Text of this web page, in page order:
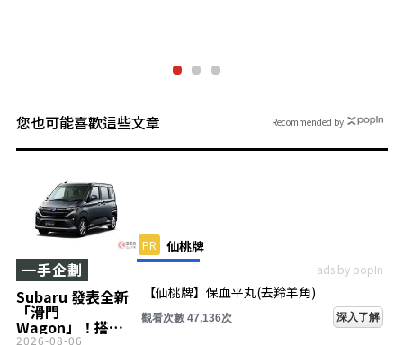
您也可能喜歡這些文章
Subaru 發表全新
「滑門
Wagon」！搭載
一手企劃
2026-08-06
PR 仙桃牌
ads by popIn
【仙桃牌】保血平丸(去羚羊角)
觀看次數 47,136次 深入了解
Recommended by